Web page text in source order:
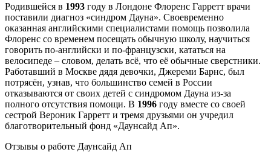
Родившейся в 1993 году в Лондоне Флоренс Гарретт врачи
поставили диагноз «синдром Дауна». Своевременно
оказанная английскими специалистами помощь позволила
Флоренс со временем посещать обычную школу, научиться
говорить по-английски и по-французски, кататься на
велосипеде – словом, делать всё, что её обычные сверстники.
Работавший в Москве дядя девочки, Джереми Барнс, был
потрясён, узнав, что большинство семей в России
отказываются от своих детей с синдромом Дауна из-за
полного отсутствия помощи. В 1996 году вместе со своей
сестрой Вероник Гарретт и тремя друзьями он учредил
благотворительный фонд «Даунсайд Ап».
Отзывы о работе Даунсайд Ап